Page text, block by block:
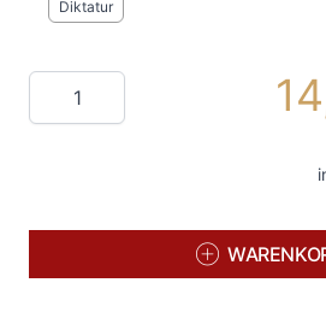
Diktatur
Menge